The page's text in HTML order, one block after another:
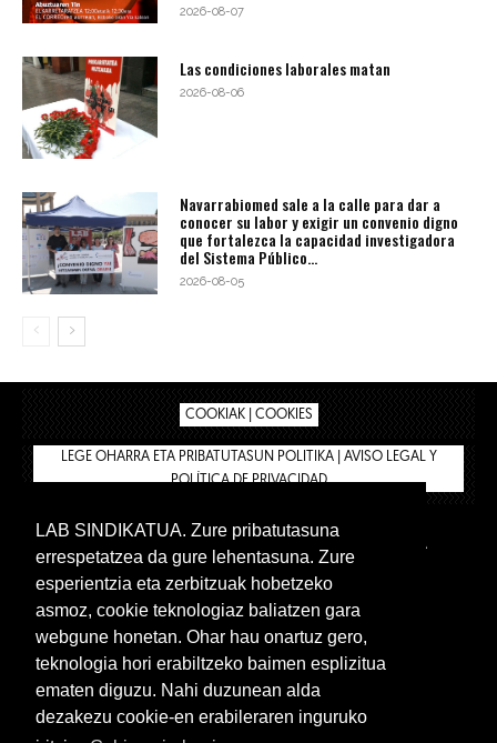
2026-08-07
Las condiciones laborales matan
2026-08-06
Navarrabiomed sale a la calle para dar a
conocer su labor y exigir un convenio digno
que fortalezca la capacidad investigadora
del Sistema Público...
2026-08-05
COOKIAK | COOKIES
LEGE OHARRA ETA PRIBATUTASUN POLITIKA | AVISO LEGAL Y
POLÍTICA DE PRIVACIDAD
BIZILAN.EUS
TIENDA
INTRANET 🔑
Euskera Castellano
LAB SINDIKATUA. Zure pribatutasuna
errespetatzea da gure lehentasuna. Zure
esperientzia eta zerbitzuak hobetzeko
asmoz, cookie teknologiaz baliatzen gara
webgune honetan. Ohar hau onartuz gero,
teknologia hori erabiltzeko baimen esplizitua
ematen diguzu. Nahi duzunean alda
dezakezu cookie-en erabileraren inguruko